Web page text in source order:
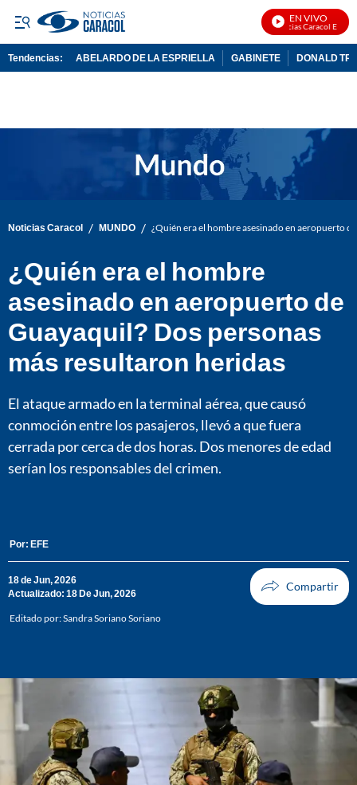
EN VIVO
Noticias Caracol En Vivo
Tendencias: ABELARDO DE LA ESPRIELLA GABINETE DONALD
Noticias Caracol / MUNDO / ¿Quién era el hombre asesinado en aeropuerto
¿Quién era el hombre
asesinado en aeropuerto de
Guayaquil? Dos personas
más resultaron heridas
El ataque armado en la terminal aérea, que causó
conmoción entre los pasajeros, llevó a que fuera
cerrada por cerca de dos horas. Dos menores de edad
serían los responsables del crimen.
Por: EFE
18 de Jun, 2026
Actualizado: 18 De Jun, 2026
Editado por:Sandra Soriano Soriano